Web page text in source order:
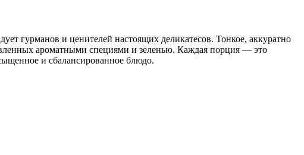
гурманов и ценителей настоящих деликатесов. Тонкое, аккуратно
ароматными специями и зеленью. Каждая порция — это
и сбалансированное блюдо.